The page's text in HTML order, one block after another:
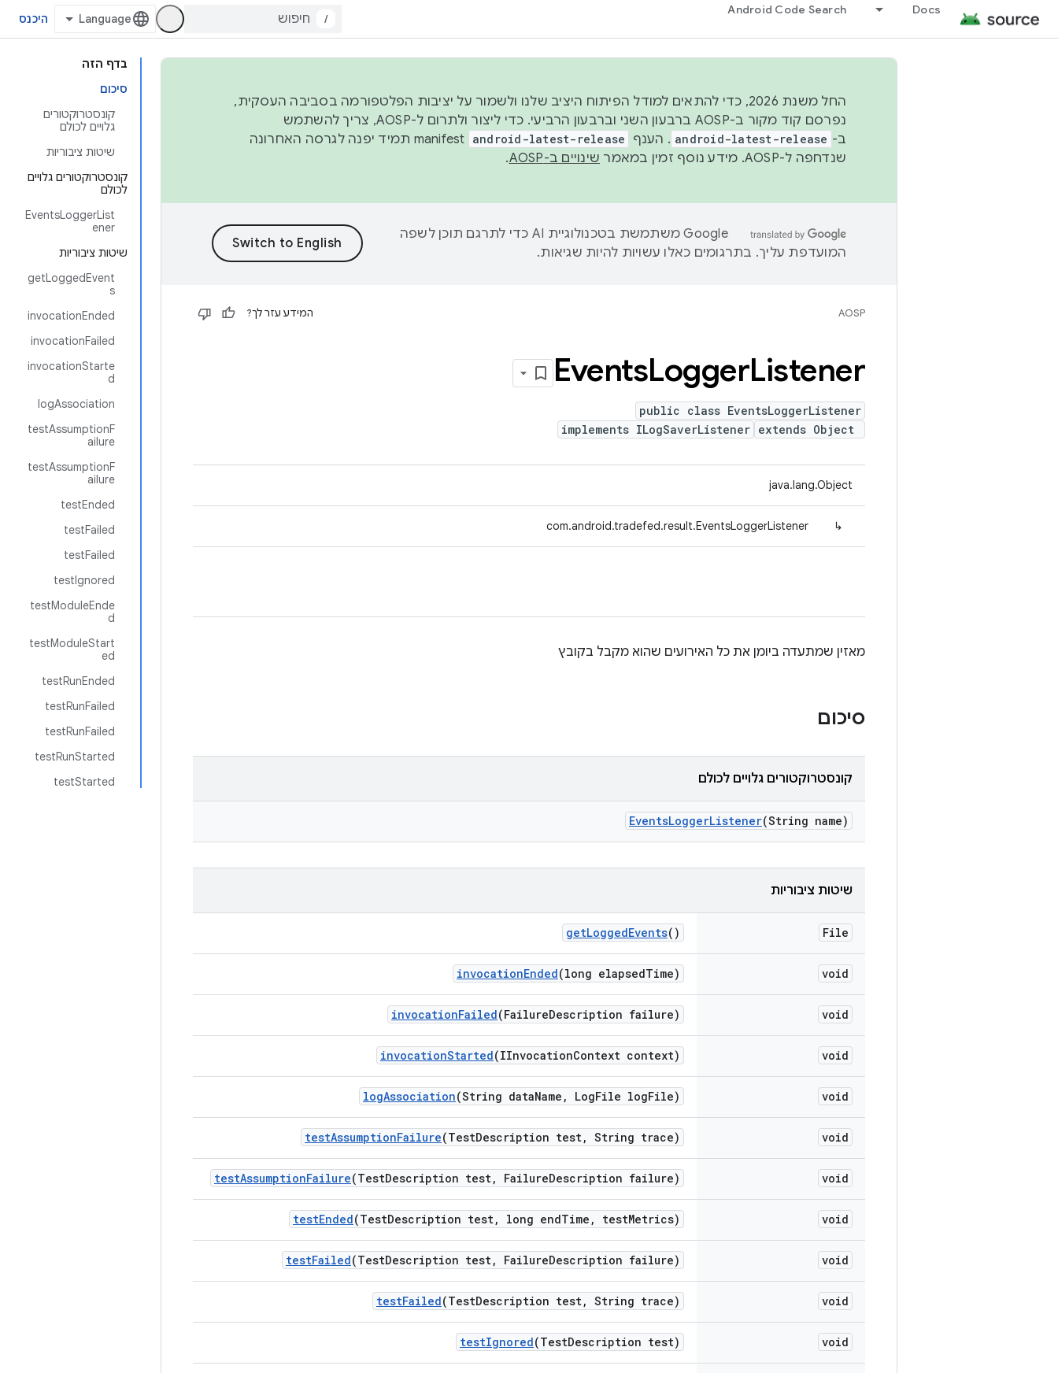
Docs
Android Code Search
/ היכנס
בדף הזה
סיכום
קונסטרוקטורים
גלויים לכולם
שיטות ציבוריות
קונסטרוקטורים גלויים
לכולם
EventsLoggerList
ener
שיטות ציבוריות
getLoggedEvent
s
invocationEnded
invocationFailed
invocationStarte
d
logAssociation
testAssumptionF
ailure
testAssumptionF
ailure
testEnded
testFailed
testFailed
testIgnored
testModuleEnde
d
testModuleStart
ed
testRunEnded
testRunFailed
testRunFailed
testRunStarted
testStarted
החל משנת 2026, כדי להתאים למודל הפיתוח היציב שלנו ולשמור על יציבות הפלטפורמה בסביבה העסקית,
נפרסם קוד מקור ב-AOSP ברבעון השני וברבעון הרביעי. כדי ליצור ולתרום ל-AOSP, צריך להשתמש
ב- android-latest-release . הענף android-latest-release
manifest תמיד יפנה לגרסה האחרונה
שנדחפה ל-AOSP. מידע נוסף זמין במאמר
שינויים ב-AOSP .
‫Google משתמשת בטכנולוגיית AI כדי לתרגם תוכן לשפה
המועדפת עליך. בתרגומים כאלו עשויות להיות שגיאות.
AOSP המידע עזר לך?
EventsLoggerListener
public class EventsLoggerListener
extends Object
implements ILogSaverListener
java.lang.Object
↳
com.android.tradefed.result.EventsLoggerListener
מאזין שמתעדה ביומן את כל האירועים שהוא מקבל בקובץ
סיכום
קונסטרוקטורים גלויים לכולם
EventsLoggerListener(String name)
שיטות ציבוריות
File
getLoggedEvents()
void
invocationEnded(long elapsedTime)
void
invocationFailed(FailureDescription failure)
void
invocationStarted(IInvocationContext context)
void
logAssociation(String dataName , LogFile logFile)
void
testAssumptionFailure(TestDescription test, String trace)
void
testAssumptionFailure(TestDescription test, FailureDescription failure)
void
testEnded(TestDescription test, long endTime , testMetrics)
void
testFailed(TestDescription test, FailureDescription failure)
void
testFailed(TestDescription test, String trace)
void
testIgnored(TestDescription test)